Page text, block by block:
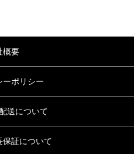
概要
ーポリシー
送について
保証について